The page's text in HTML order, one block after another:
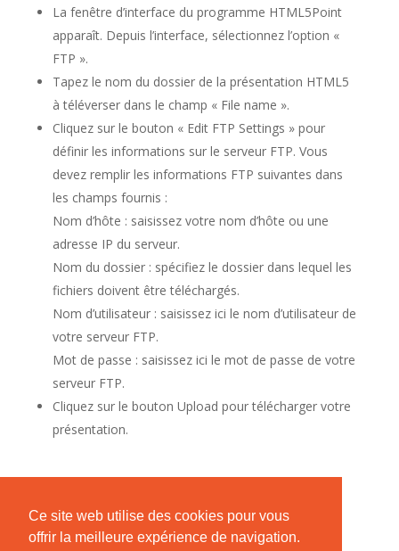
La fenêtre d’interface du programme HTML5Point
apparaît. Depuis l’interface, sélectionnez l’option «
FTP ».
Tapez le nom du dossier de la présentation HTML5
à téléverser dans le champ « File name ».
Cliquez sur le bouton « Edit FTP Settings » pour
définir les informations sur le serveur FTP. Vous
devez remplir les informations FTP suivantes dans
les champs fournis :
Nom d’hôte : saisissez votre nom d’hôte ou une
adresse IP du serveur.
Nom du dossier : spécifiez le dossier dans lequel les
fichiers doivent être téléchargés.
Nom d’utilisateur : saisissez ici le nom d’utilisateur de
votre serveur FTP.
Mot de passe : saisissez ici le mot de passe de votre
serveur FTP.
Cliquez sur le bouton Upload pour télécharger votre
présentation.
Ce site web utilise des cookies pour vous
offrir la meilleure expérience de navigation.